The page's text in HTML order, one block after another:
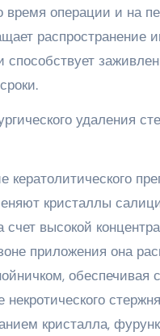
время операции и на
распространение
способствует
удаления
кератолитического
кристаллы
счет высокой
приложения она
обеспечивая
некротического
кристалла,